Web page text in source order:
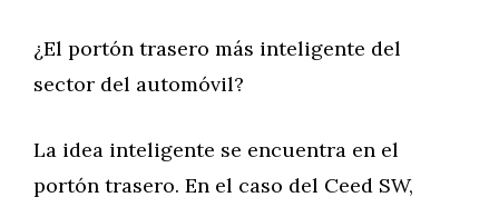
¿El portón trasero más inteligente del
sector del automóvil?
La idea inteligente se encuentra en el
portón trasero. En el caso del Ceed SW,